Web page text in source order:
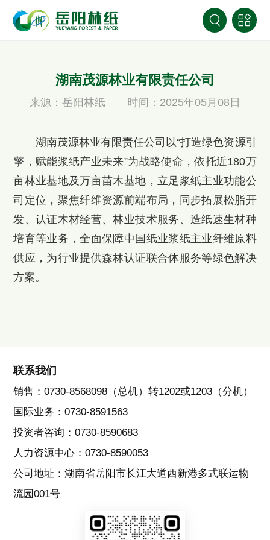
湖南茂源林业有限责任公司
来源：岳阳林纸 时间：2025年05月08日
湖南茂源林业有限责任公司以“打造绿色资源引
擎，赋能浆纸产业未来”为战略使命，依托近180万
亩林业基地及万亩苗木基地，立足浆纸主业功能公
司定位，聚焦纤维资源前端布局，同步拓展松脂开
发、认证木材经营、林业技术服务、造纸速生材种
培育等业务，全面保障中国纸业浆纸主业纤维原料
供应，为行业提供森林认证联合体服务等绿色解决
方案。
联系我们
销售：0730-8568098（总机）转1202或1203（分机）
国际业务：0730-8591563
投资者咨询：0730-8590683
人力资源中心：0730-8590053
公司地址：湖南省岳阳市长江大道西新港多式联运物
流园001号